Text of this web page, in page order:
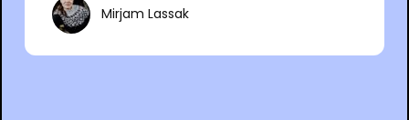
Mirjam Lassak